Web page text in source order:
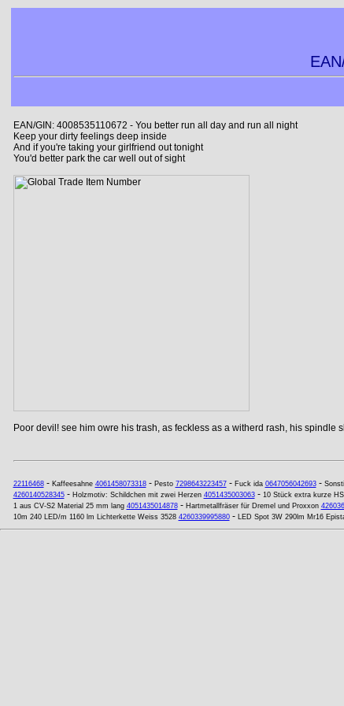
EAN/GIN: 4008535110672 - You better run all day and run all night
Keep your dirty feelings deep inside
And if you're taking your girlfriend out tonight
You'd better park the car well out of sight
Poor devil! see him owre his trash, as feckless as a witherd rash, his
22116468- Kaffeesahne 4061458073318- Pesto 7298643223457- Fuck ida 0647056042693-
4260140528345- Holzmotiv: Schildchen mit zwei Herzen 4051435003063- 10 Stück extra kurze
1 aus CV-S2 Material 25 mm lang 4051435014878- Hartmetallfräser für Dremel und Proxxon
10m 240 LED/m 1160 lm Lichterkette Weiss 3528 4260339995880- LED Spot 3W 290lm Mr16